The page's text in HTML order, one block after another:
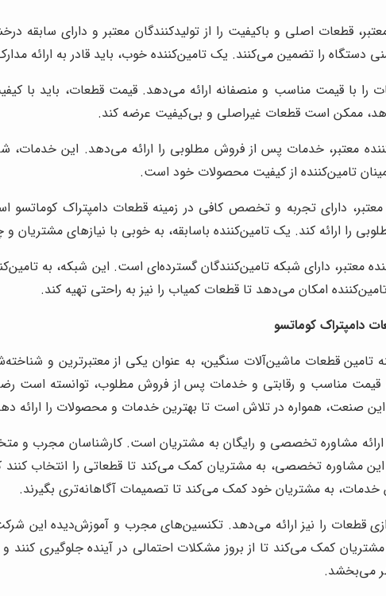
قطعات اصلی و باکیفیت را از تولیدکنندگان معتبر و دارای سابقه
دستگاه را تضمین می‌کنند. یک تامین‌کننده خوب، باید قادر به ارائه
را با قیمت مناسب و منصفانه ارائه می‌دهد. قیمت قطعات، باید با
ممکن است قطعات غیراصلی و بی‌کیفیت عرضه کند.
معتبر، خدمات پس از فروش مطلوبی را ارائه می‌دهد. این خدمات،
تامین‌کننده از کیفیت محصولات خود است.
معتبر، دارای تجربه و تخصص کافی در زمینه قطعات دامپتراک
را ارائه کند. یک تامین‌کننده باسابقه، به خوبی با نیازهای
معتبر، دارای شبکه تامین‌کنندگان گسترده‌ای است. این شبکه، به
امکان می‌دهد تا قطعات کمیاب را نیز به راحتی تهیه کند.
دامپتراک کوماتسو
تامین قطعات ماشین‌آلات سنگین، به عنوان یکی از معتبرترین و
قیمت مناسب و رقابتی و خدمات پس از فروش مطلوب، توانسته است
صنعت، همواره در تلاش است تا بهترین خدمات و محصولات را ارائه
ارائه مشاوره تخصصی و رایگان به مشتریان است. کارشناسان مجرب و
مشاوره تخصصی، به مشتریان کمک می‌کند تا قطعاتی را انتخاب
خدمات، به مشتریان خود کمک می‌کند تا تصمیمات آگاهانه‌تری بگیرند.
قطعات را نیز ارائه می‌دهد. تکنسین‌های مجرب و آموزش‌دیده این
کمک می‌کند تا از بروز مشکلات احتمالی در آینده جلوگیری کنند
می‌بخشد.